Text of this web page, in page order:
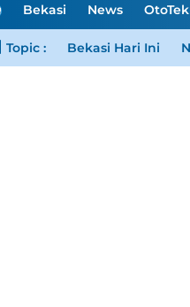
H
m
Bekasi News
Topic : Bekasi Hari Ini